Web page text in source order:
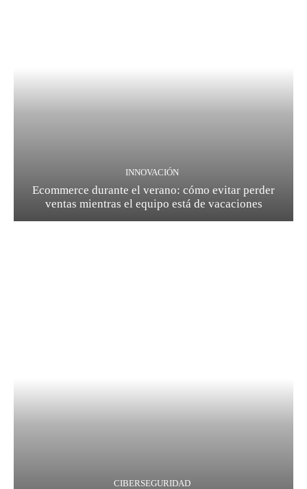
INNOVACIÓN
Ecommerce durante el verano: cómo evitar perder
ventas mientras el equipo está de vacaciones
CIBERSEGURIDAD